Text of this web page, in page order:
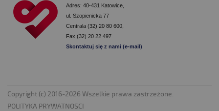
Adres: 40-431 Katowice,
ul. Szopienicka 77
Centrala (32) 20 80 600,
Fax (32) 20 22 497
Skontaktuj się z nami (e-mail)
Copyright (c) 2016-2026 Wszelkie prawa zastrzeżone.
POLITYKA PRYWATNOSCI